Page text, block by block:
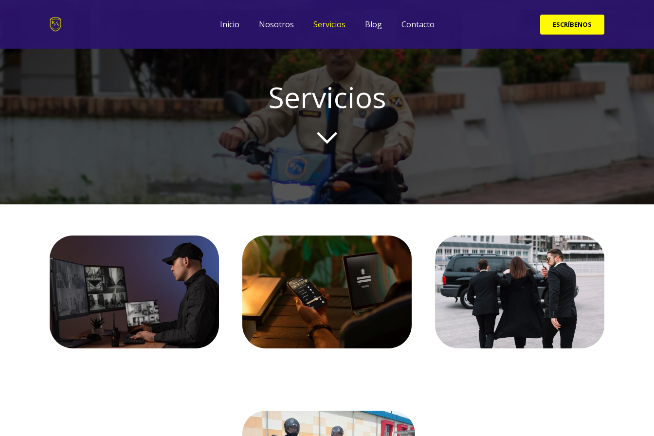
Inicio Nosotros Servicios Blog Contacto ESCRÍBENOS
Servicios